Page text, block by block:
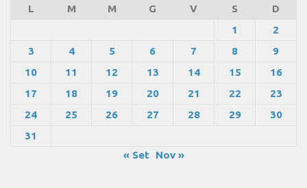
L M M G V S
D
1
2
3
4 5 6 7 8
9
10
11 12 13 14 15
16
17
18 19 20 21 22
23
24
25 26 27 28 29
30
31
« Set
Nov »